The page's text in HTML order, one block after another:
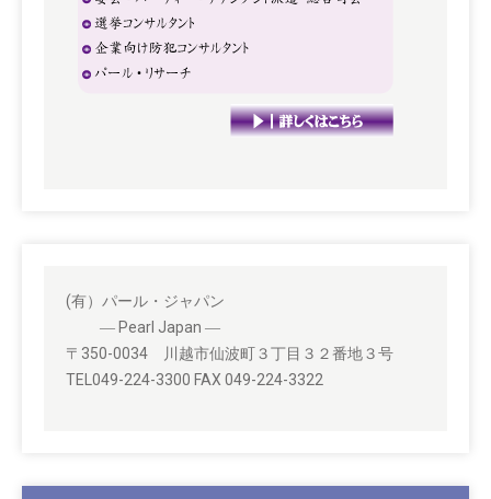
(有）パール・ジャパン
― Pearl Japan ―
〒350-0034 川越市仙波町３丁目３２番地３号
TEL049-224-3300 FAX 049-224-3322